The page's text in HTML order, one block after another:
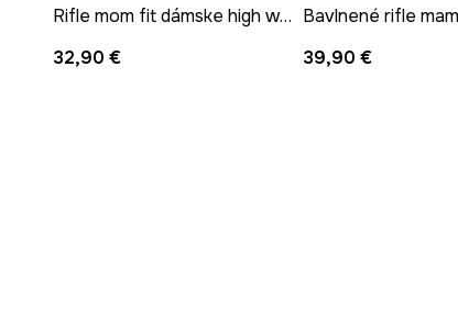
Rifle mom fit dámske high waist hladké
32,90 €
39,90 €